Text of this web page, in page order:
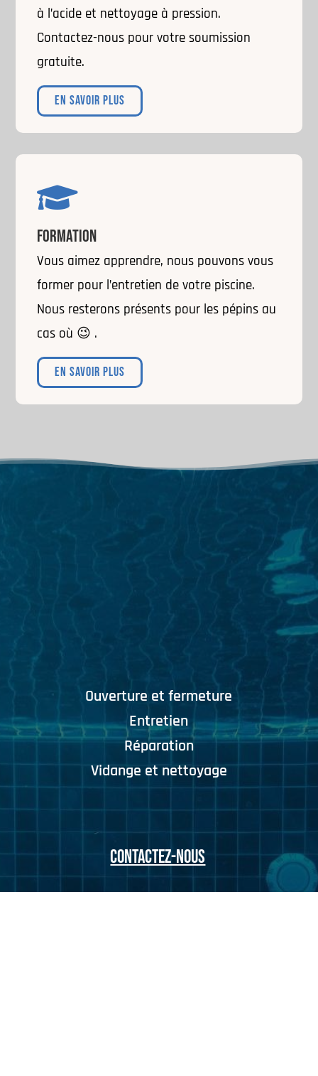
à l’acide et nettoyage à pression.
Contactez-nous pour votre soumission
gratuite.
EN SAVOIR PLUS

FORMATION
Vous aimez apprendre, nous pouvons vous
former pour l’entretien de votre piscine.
Nous resterons présents pour les pépins au
cas où 😉 .
EN SAVOIR PLUS
Ouverture et fermeture
Entretien
Réparation
Vidange et nettoyage
CONTACTEZ-NOUS